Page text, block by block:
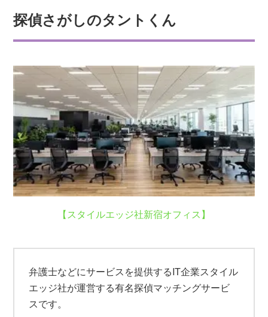
探偵さがしのタントくん
【スタイルエッジ社新宿オフィス】
弁護士などにサービスを提供するIT企業スタイル
エッジ社が運営する有名探偵マッチングサービ
スです。